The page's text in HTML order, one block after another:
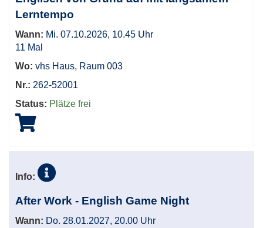
Lerntempo
Wann: Mi. 07.10.2026, 10.45 Uhr
11 Mal
Wo: vhs Haus, Raum 003
Nr.: 262-52001
Status: Plätze frei
Info:
After Work - English Game Night
Wann: Do. 28.01.2027, 20.00 Uhr